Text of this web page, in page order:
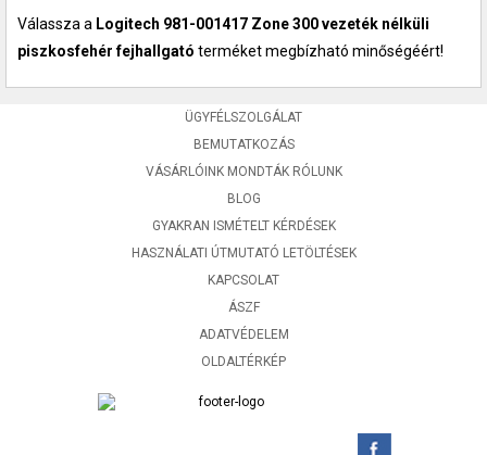
Válassza a Logitech 981-001417 Zone 300 vezeték nélküli
piszkosfehér fejhallgató terméket megbízható minőségéért!
ÜGYFÉLSZOLGÁLAT
BEMUTATKOZÁS
VÁSÁRLÓINK MONDTÁK RÓLUNK
BLOG
GYAKRAN ISMÉTELT KÉRDÉSEK
HASZNÁLATI ÚTMUTATÓ LETÖLTÉSEK
KAPCSOLAT
ÁSZF
ADATVÉDELEM
OLDALTÉRKÉP